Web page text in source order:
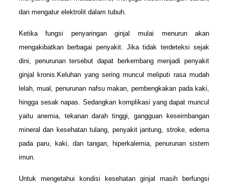
dan mengatur elektrolit dalam tubuh.
Ketika fungsi penyaringan ginjal mulai menurun akan
mengakibatkan berbagai penyakit. Jika tidak terdeteksi sejak
dini, penurunan tersebut dapat berkembang menjadi penyakit
ginjal kronis.Keluhan yang sering muncul meliputi rasa mudah
lelah, mual, penurunan nafsu makan, pembengkakan pada kaki,
hingga sesak napas. Sedangkan komplikasi yang dapat muncul
yaitu anemia, tekanan darah tinggi, gangguan keseimbangan
mineral dan kesehatan tulang, penyakit jantung, stroke, edema
pada paru, kaki, dan tangan, hiperkalemia, penurunan sistem
imun.
Untuk mengetahui kondisi kesehatan ginjal masih berfungsi